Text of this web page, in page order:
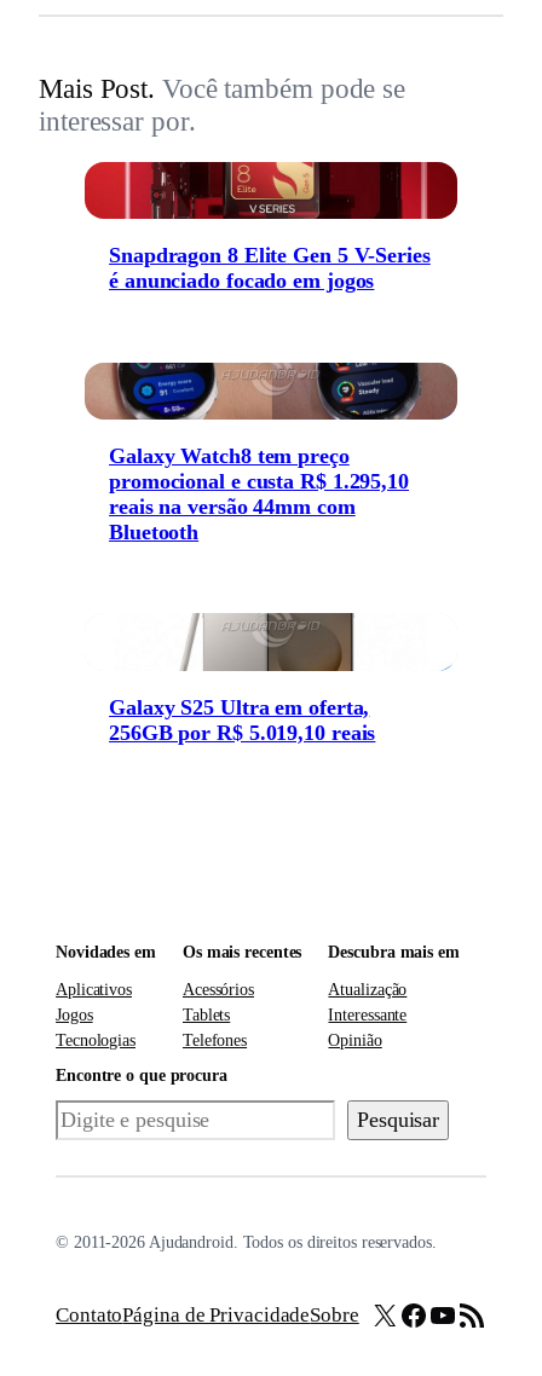
Mais Post. Você também pode se
interessar por.
Snapdragon 8 Elite Gen 5 V-Series
é anunciado focado em jogos
Galaxy Watch8 tem preço
promocional e custa R$ 1.295,10
reais na versão 44mm com
Bluetooth
Galaxy S25 Ultra em oferta,
256GB por R$ 5.019,10 reais
Novidades em
Aplicativos
Jogos
Tecnologias
Os mais recentes
Acessórios
Tablets
Telefones
Descubra mais em
Atualização
Interessante
Opinião
Encontre o que procura
Pesquisar Pesquisar
© 2011-2026 Ajudandroid. Todos os direitos reservados.
ContatoPágina de PrivacidadeSobre X Facebook
Youtube
Feed RSS